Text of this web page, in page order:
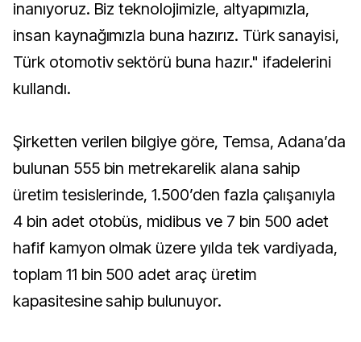
inanıyoruz. Biz teknolojimizle, altyapımızla,
insan kaynağımızla buna hazırız. Türk sanayisi,
Türk otomotiv sektörü buna hazır." ifadelerini
kullandı.
Şirketten verilen bilgiye göre, Temsa, Adana’da
bulunan 555 bin metrekarelik alana sahip
üretim tesislerinde, 1.500’den fazla çalışanıyla
4 bin adet otobüs, midibus ve 7 bin 500 adet
hafif kamyon olmak üzere yılda tek vardiyada,
toplam 11 bin 500 adet araç üretim
kapasitesine sahip bulunuyor.